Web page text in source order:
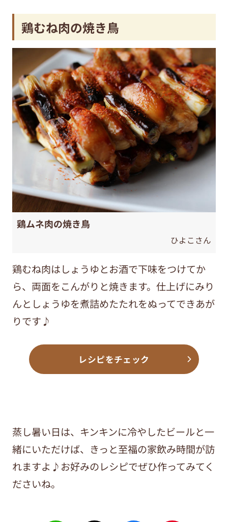
鶏むね肉の焼き鳥
鶏ムネ肉の焼き鳥
ひよこさん
鶏むね肉はしょうゆとお酒で下味をつけてか
ら、両面をこんがりと焼きます。仕上げにみり
んとしょうゆを煮詰めたたれをぬってできあが
りです♪
レシピをチェック
蒸し暑い日は、キンキンに冷やしたビールと一
緒にいただけば、きっと至福の家飲み時間が訪
れますよ♪お好みのレシピでぜひ作ってみてく
ださいね。